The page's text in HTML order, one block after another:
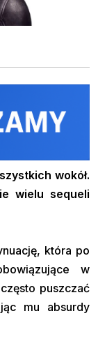
wokół.
wielu sequeli
która po
w
puszczać
mu absurdy